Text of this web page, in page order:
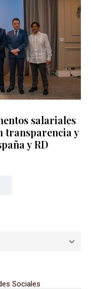
salariales
transparencia y
y RD
Sociales